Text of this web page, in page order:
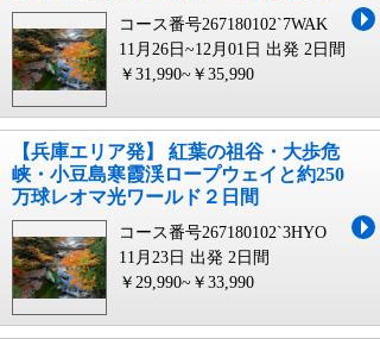
コース番号267180102`7WAK
11月26日~12月01日 出発 2日間
￥31,990~￥35,990
【兵庫エリア発】 紅葉の祖谷・大歩危
峡・小豆島寒霞渓ロープウェイと約250
万球レオマ光ワールド２日間
コース番号267180102`3HYO
11月23日 出発 2日間
￥29,990~￥33,990